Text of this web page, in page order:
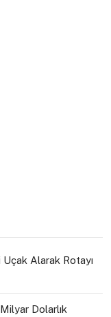
Uçak Alarak Rotayı
Dolarlık